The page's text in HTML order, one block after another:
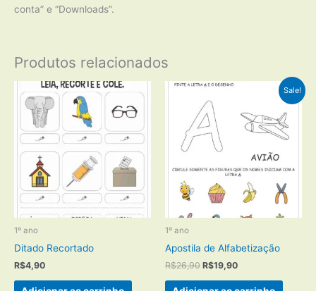
conta” e “Downloads”.
Produtos relacionados
1º ano
Ditado Recortado
R$4,90
Sale!
1º ano
Apostila de Alfabetização
R$26,90 O
original
R$19,90O
atual